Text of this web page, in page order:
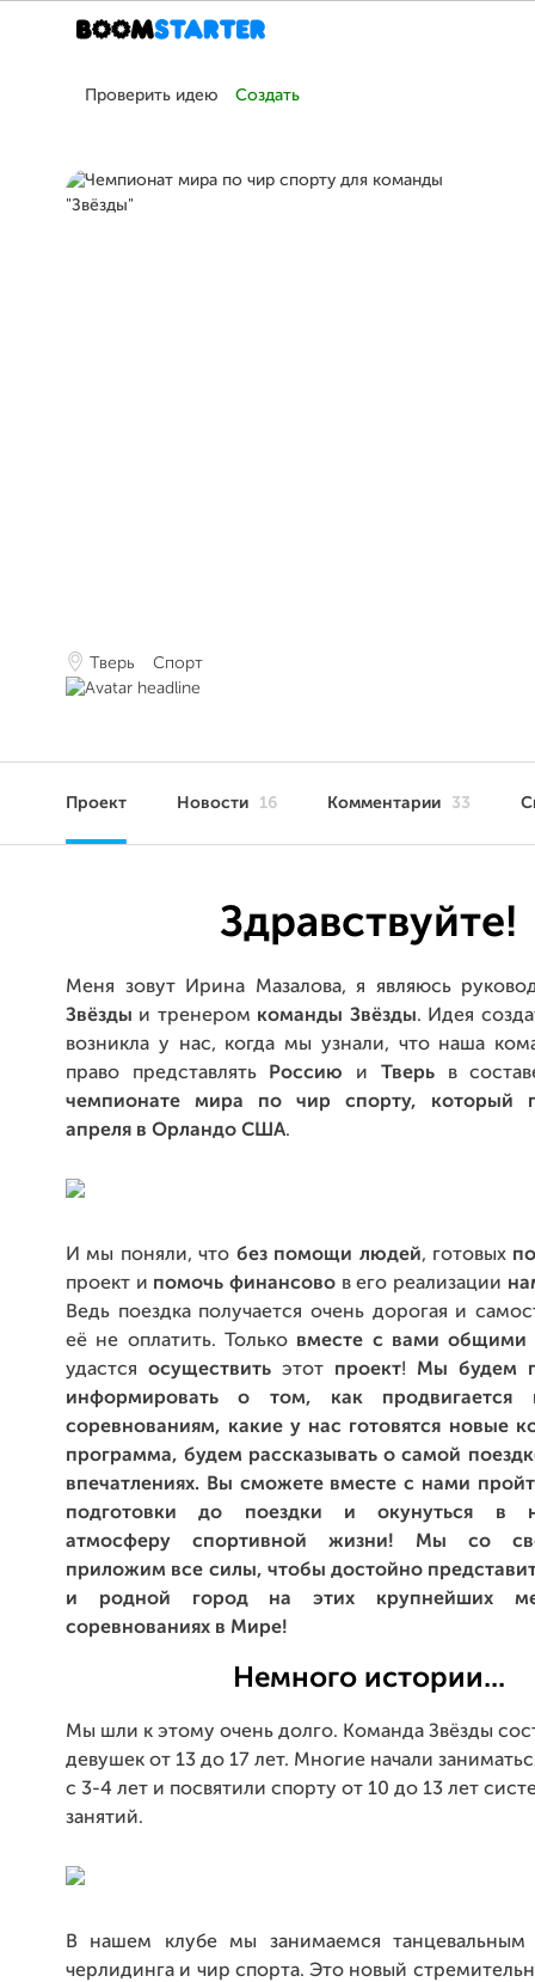
Проверить идею Создать
Тверь Спорт
Проект Новости 16 Комментарии 33
Здравствуйте!
Меня зовут Ирина Мазалова, я являюсь
Звёзды и тренером команды Звёзды. Идея
возникла у нас, когда мы узнали, что наша
право представлять
Россию и Тверь в
чемпионате мира по чир спорту, который
апреля в Орландо США.
И мы поняли, что без помощи людей, готовых
проект и помочь финансовов его реализации
Ведь поездка получается очень дорогая и
её не оплатить. Только вместе с вами общими
удастся осуществитьэтот проект! Мы будем
информировать о том, как продвигается
соревнованиям, какие у нас готовятся новые
программа, будем рассказывать о самой
впечатлениях. Вы сможете вместе с нами
подготовки до поездки и окунуться в
атмосферу спортивной жизни! Мы со
приложим все силы, чтобы достойно
и родной город на этих крупнейших
соревнованиях в Мире!
Немного истории...
Мы шли к этому очень долго. Команда Звёзды
девушек от 13 до 17 лет. Многие начали
с 3-4 лет и посвятили спорту от 10 до 13 лет
занятий.
В нашем клубе мы занимаемся танцевальным
черлидинга и чир спорта. Это новый